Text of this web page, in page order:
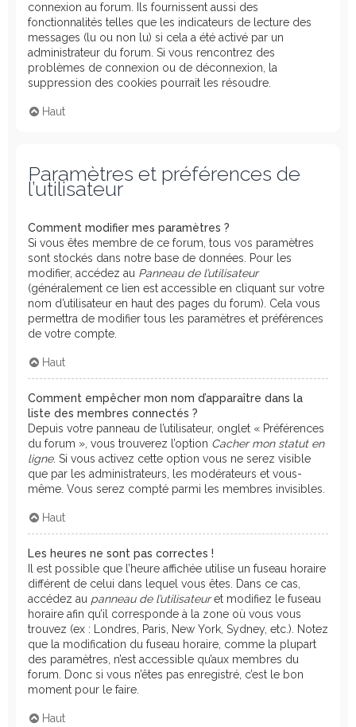
connexion au forum. Ils fournissent aussi des
fonctionnalités telles que les indicateurs de lecture des
messages (lu ou non lu) si cela a été activé par un
administrateur du forum. Si vous rencontrez des
problèmes de connexion ou de déconnexion, la
suppression des cookies pourrait les résoudre.
Haut
Paramètres et préférences de
l’utilisateur
Comment modifier mes paramètres ?
Si vous êtes membre de ce forum, tous vos paramètres
sont stockés dans notre base de données. Pour les
modifier, accédez au Panneau de l’utilisateur
(généralement ce lien est accessible en cliquant sur votre
nom d’utilisateur en haut des pages du forum). Cela vous
permettra de modifier tous les paramètres et préférences
de votre compte.
Haut
Comment empêcher mon nom d’apparaître dans la
liste des membres connectés ?
Depuis votre panneau de l’utilisateur, onglet « Préférences
du forum », vous trouverez l’option Cacher mon statut en
ligne. Si vous activez cette option vous ne serez visible
que par les administrateurs, les modérateurs et vous-
même. Vous serez compté parmi les membres invisibles.
Haut
Les heures ne sont pas correctes !
Il est possible que l’heure affichée utilise un fuseau horaire
différent de celui dans lequel vous êtes. Dans ce cas,
accédez au panneau de l’utilisateuret modifiez le fuseau
horaire afin qu’il corresponde à la zone où vous vous
trouvez (ex : Londres, Paris, New York, Sydney, etc.). Notez
que la modification du fuseau horaire, comme la plupart
des paramètres, n’est accessible qu’aux membres du
forum. Donc si vous n’êtes pas enregistré, c’est le bon
moment pour le faire.
Haut